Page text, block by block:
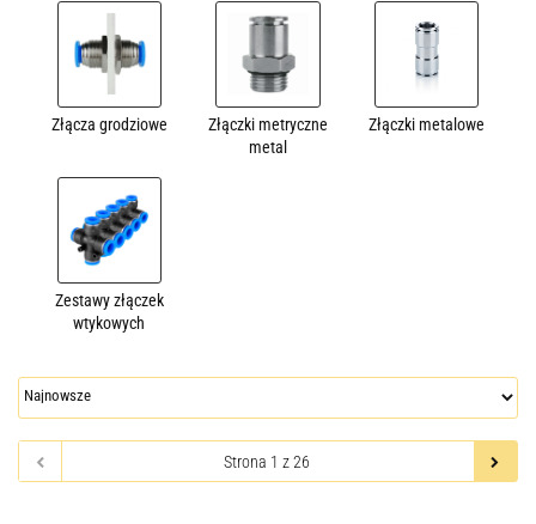
Złącza grodziowe
Złączki metryczne
metal
Złączki metalowe
Zestawy złączek
wtykowych